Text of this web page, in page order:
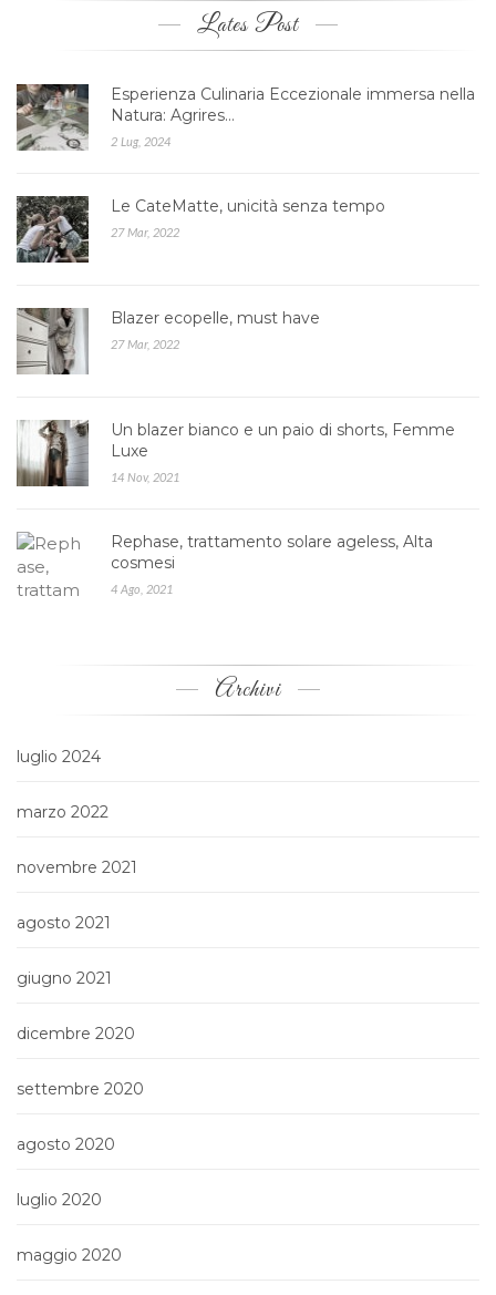
Lates Post
Esperienza Culinaria Eccezionale immersa nella
Natura: Agrires…
2 Lug, 2024
Le CateMatte, unicità senza tempo
27 Mar, 2022
Blazer ecopelle, must have
27 Mar, 2022
Un blazer bianco e un paio di shorts, Femme
Luxe
14 Nov, 2021
Rephase, trattamento solare ageless, Alta
cosmesi
4 Ago, 2021
Archivi
luglio 2024
marzo 2022
novembre 2021
agosto 2021
giugno 2021
dicembre 2020
settembre 2020
agosto 2020
luglio 2020
maggio 2020